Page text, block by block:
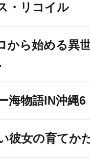
・リコイル
から始める異
海物語IN沖縄6
彼女の育てか